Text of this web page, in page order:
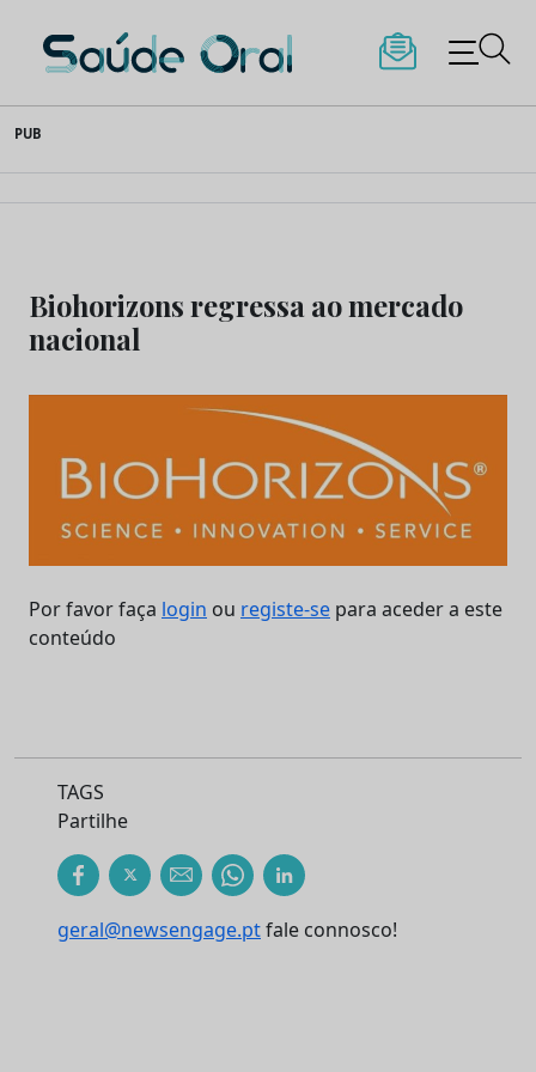
to
content
Saúde Oral
PUB
Biohorizons regressa ao mercado
nacional
Por favor faça login ou registe-se para aceder a este
conteúdo
TAGS
Partilhe
geral@newsengage.ptfale connosco!